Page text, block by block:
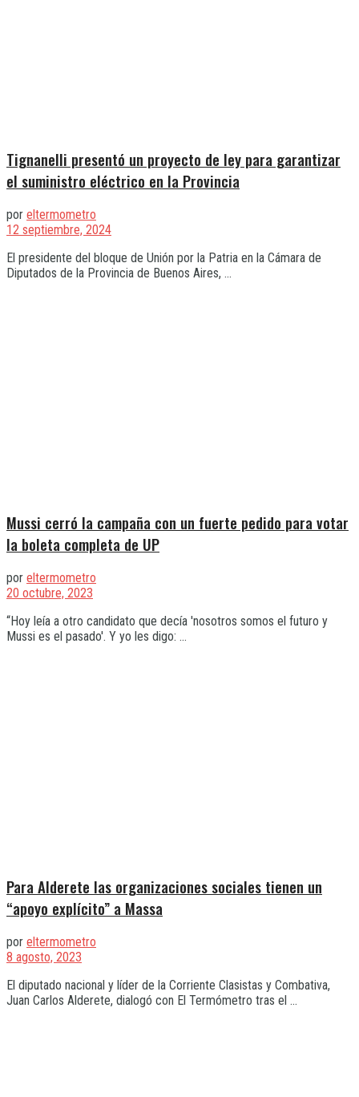
Tignanelli presentó un proyecto de ley para garantizar
el suministro eléctrico en la Provincia
por eltermometro
12 septiembre, 2024
El presidente del bloque de Unión por la Patria en la Cámara de
Diputados de la Provincia de Buenos Aires, ...
Mussi cerró la campaña con un fuerte pedido para votar
la boleta completa de UP
por eltermometro
20 octubre, 2023
“Hoy leía a otro candidato que decía 'nosotros somos el futuro y
Mussi es el pasado'. Y yo les digo: ...
Para Alderete las organizaciones sociales tienen un
“apoyo explícito” a Massa
por eltermometro
8 agosto, 2023
El diputado nacional y líder de la Corriente Clasistas y Combativa,
Juan Carlos Alderete, dialogó con El Termómetro tras el ...